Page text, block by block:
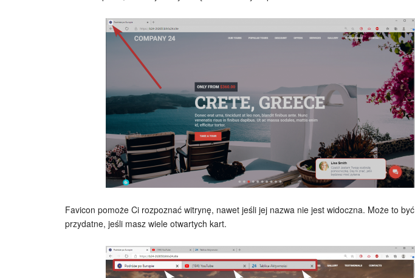
Favicon pomoże Ci rozpoznać witrynę, nawet jeśli jej nazwa nie jest widoczna. Może to być
przydatne, jeśli masz wiele otwartych kart.